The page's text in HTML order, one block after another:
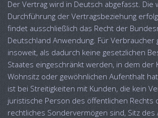
Der Vertrag wird in Deutsch abgefasst. Die
Durchführung der Vertragsbeziehung
findet ausschließlich das Recht der
Deutschland Anwendung. Für Verbraucher
insoweit, als dadurch keine gesetzlichen
Staates eingeschränkt werden, in dem der
Wohnsitz oder gewöhnlichen Aufenthalt
ist bei Streitigkeiten mit Kunden, die kein
juristische Person des öffentlichen Rechts
rechtliches Sondervermögen sind, Sitz des